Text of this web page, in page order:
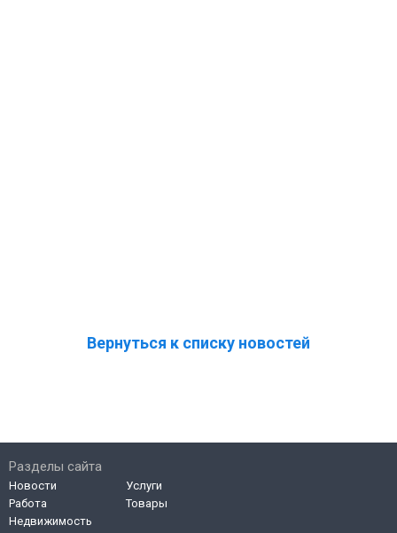
Вернуться к списку новостей
Разделы сайта
Новости
Работа
Недвижимость
Услуги
Товары